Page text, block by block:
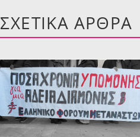
ΣΧΕΤΙΚΑ ΑΡΘΡΑ